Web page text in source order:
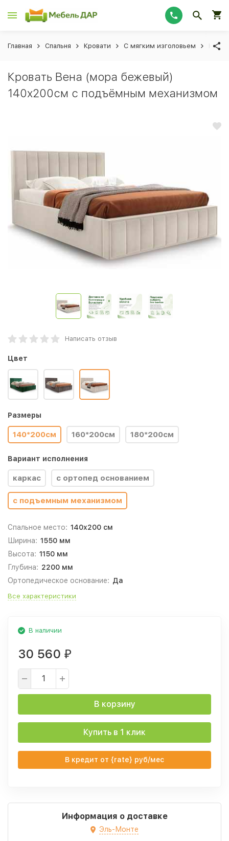
Главная Спальня Кровати С мягким изголовьем
Кровать Вена (мора бежевый)
140x200см с подъёмным механизмом
Написать отзыв
Цвет
Размеры
140*200см 160*200см 180*200см
Вариант исполнения
каркас с ортопед основанием
с подъемным механизмом
Спальное место: 140x200 см
Ширина: 1550 мм
Высота: 1150 мм
Глубина: 2200 мм
Ортопедическое основание: Да
Все характеристики
В наличии
30 560 ₽
В корзину
Купить в 1 клик
В кредит от {rate} руб/мес
Информация о доставке
Эль-Монте